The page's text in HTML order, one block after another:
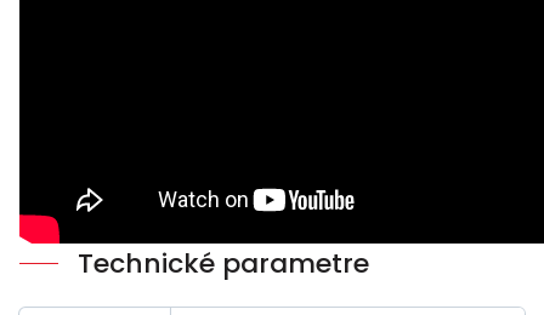
Technické parametre